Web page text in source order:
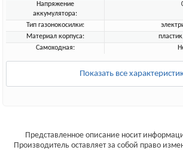
Напряжение
аккумулятора:
Тип газонокосилки:
Материал корпуса:
Самоходная:
Показать все
Представленное описание носит
Производитель оставляет за собой право